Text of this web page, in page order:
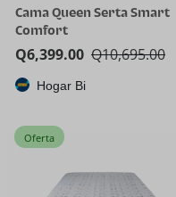
Cama Queen Serta Smart
Comfort
Q10,695.00
Q6,399.00
Hogar Bi
Oferta